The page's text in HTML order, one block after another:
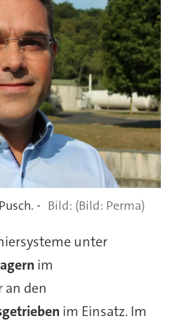
- (Bild: Perma)
unter
im
an den
im Einsatz. Im